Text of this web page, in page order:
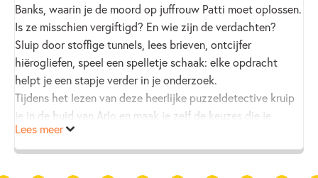
Banks, waarin je de moord op juffrouw Patti moet oplossen.
Is ze misschien vergiftigd? En wie zijn de verdachten?
Sluip door stoffige tunnels, lees brieven, ontcijfer
hiërogliefen, speel een spelletje schaak: elke opdracht
helpt je een stapje verder in je onderzoek.
Tijdens het lezen van deze heerlijke puzzeldetective kruip
je in de huid van Arlo en maak je zelf de keuzes die je
dichter bij de moordenaar brengen. Of juist naar een
vroegtijdig einde! Dit verhaal over Egypte is een los te
Lees meer